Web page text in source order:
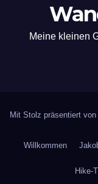
Meine kleinen
Mit Stolz präsentiert von
Willkommen
Hike-